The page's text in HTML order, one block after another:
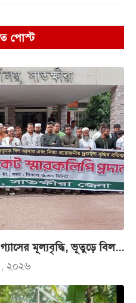
পোস্ট
মূল্যবৃদ্ধি, ভূতুড়ে বিল...
২০২৬